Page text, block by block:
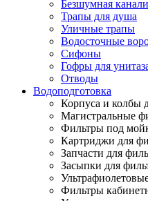
Безшумная
Трапы для душа
Уличные трапы
Водосточные
Сифоны
Гофры для
Отводы
Водоподготовка
Корпуса и колбы
Магистральные
Фильтры под
Картриджи для
Запчасти для
Засыпки для
Фильтры